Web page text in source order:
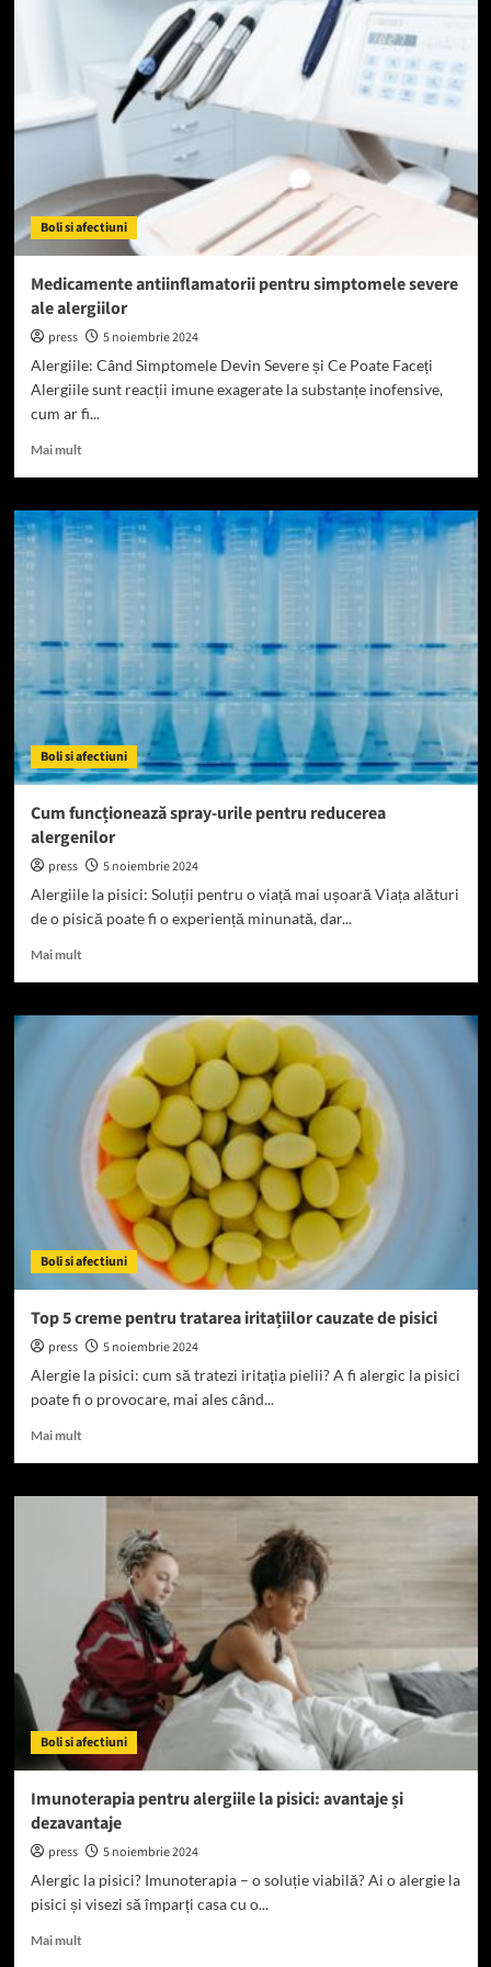
pentru
alergiile
pisici
Boli si afectiuni
Medicamente antiinflamatorii pentru simptomele severe
ale alergiilor
press
5 noiembrie 2024
Alergiile: Când Simptomele Devin Severe și Ce Poate Faceți
Alergiile sunt reacții imune exagerate la substanțe inofensive,
cum ar fi...
Mai multRead
Medicamente
antiinflamatorii
pentru
simptomele
severe
ale
alergiilor
Boli si afectiuni
Cum funcționează spray-urile pentru reducerea
alergenilor
press
5 noiembrie 2024
Alergiile la pisici: Soluții pentru o viață mai ușoară Viața alături
de o pisică poate fi o experiență minunată, dar...
Mai multRead
Cum
funcționează
urile
pentru
reducerea
alergenilor
Boli si afectiuni
Top 5 creme pentru tratarea iritațiilor cauzate de pisici
press
5 noiembrie 2024
Alergie la pisici: cum să tratezi iritația pielii? A fi alergic la pisici
poate fi o provocare, mai ales când...
Mai multRead
Top
pentru
tratarea
iritațiilor
cauzate
de
pisici
Boli si afectiuni
Imunoterapia pentru alergiile la pisici: avantaje și
dezavantaje
press
5 noiembrie 2024
Alergic la pisici? Imunoterapia – o soluție viabilă? Ai o alergie la
pisici și visezi să împarți casa cu o...
Mai multRead